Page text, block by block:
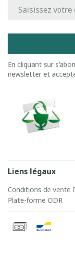
En cliquant sur
newsletter et
Liens légaux
Conditions de vente
Plate-forme ODR